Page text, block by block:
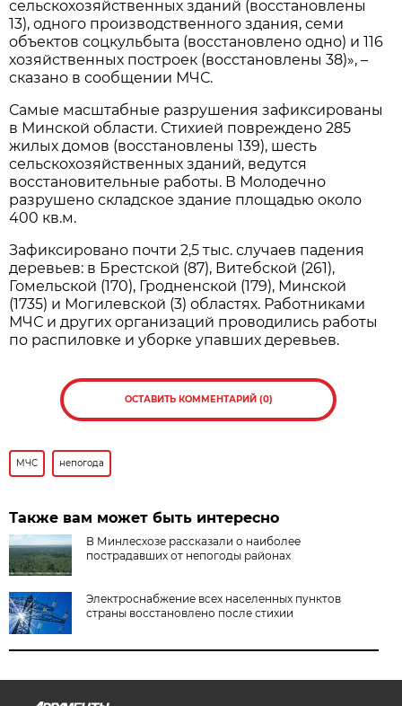
сельскохозяйственных зданий (восстановлены
13), одного производственного здания, семи
объектов соцкульбыта (восстановлено одно) и 116
хозяйственных построек (восстановлены 38)», –
сказано в сообщении МЧС.
Самые масштабные разрушения зафиксированы
в Минской области. Стихией повреждено 285
жилых домов (восстановлены 139), шесть
сельскохозяйственных зданий, ведутся
восстановительные работы. В Молодечно
разрушено складское здание площадью около
400 кв.м.
Зафиксировано почти 2,5 тыс. случаев падения
деревьев: в Брестской (87), Витебской (261),
Гомельской (170), Гродненской (179), Минской
(1735) и Могилевской (3) областях. Работниками
МЧС и других организаций проводились работы
по распиловке и уборке упавших деревьев.
ОСТАВИТЬ КОММЕНТАРИЙ (0)
МЧС непогода
Также вам может быть интересно
В Минлесхозе рассказали о наиболее
пострадавших от непогоды районах
Электроснабжение всех населенных пунктов
страны восстановлено после стихии